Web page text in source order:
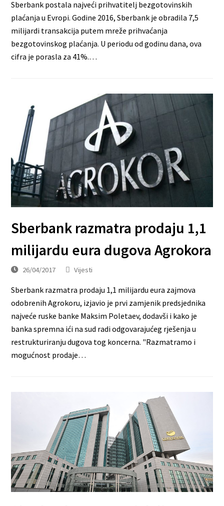
Sberbank postala najveći prihvatitelj bezgotovinskih
plaćanja u Evropi. Godine 2016, Sberbank je obradila 7,5
milijardi transakcija putem mreže prihvaćanja
bezgotovinskog plaćanja. U periodu od godinu dana, ova
cifra je porasla za 41%.…
Sberbank razmatra prodaju 1,1
milijardu eura dugova Agrokora
26/04/2017 Vijesti
Sberbank razmatra prodaju 1,1 milijardu eura zajmova
odobrenih Agrokoru, izjavio je prvi zamjenik predsjednika
najveće ruske banke Maksim Poletaev, dodavši i kako je
banka spremna ići na sud radi odgovarajućeg rješenja u
restrukturiranju dugova tog koncerna. "Razmatramo i
mogućnost prodaje…